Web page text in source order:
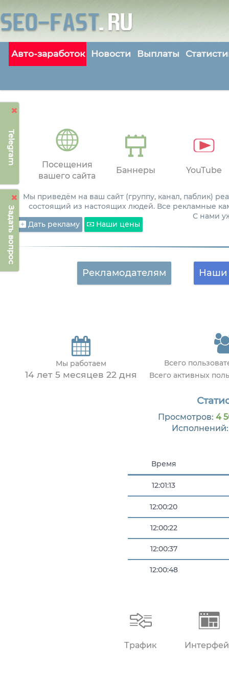
Telegram
Задать вопрос
Авто-заработок Новости Выплаты
Посещения
вашего сайта
Баннеры YouTube
Мы приведём на ваш сайт (группу, канал, паблик)
состоящий из настоящих людей. Все рекламные
С нами
Дать рекламу
Наши цены
Рекламодателям Наши
Мы работаем
14 лет 5 месяцев 22 дня
Всего
Всего активных
Просмотров: 4
Время
12:01:13
12:00:20
12:00:22
12:00:37
12:00:48
Трафик